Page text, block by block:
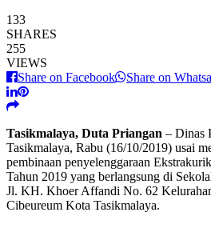
133
SHARES
255
VIEWS
Share on Facebook
Share on
Tasikmalaya, Duta Priangan – Dinas
Tasikmalaya, Rabu (16/10/2019) usai
pembinaan penyelenggaraan
Tahun 2019 yang berlangsung di
Jl. KH. Khoer Affandi No. 62
Cibeureum Kota Tasikmalaya.